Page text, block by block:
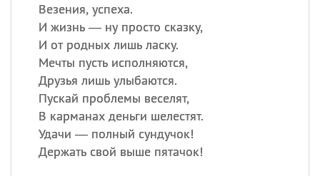
Везения, успеха.
И жизнь — ну просто сказку,
И от родных лишь ласку.
Мечты пусть исполняются,
Друзья лишь улыбаются.
Пускай проблемы веселят,
В карманах деньги шелестят.
Удачи — полный сундучок!
Держать свой выше пятачок!